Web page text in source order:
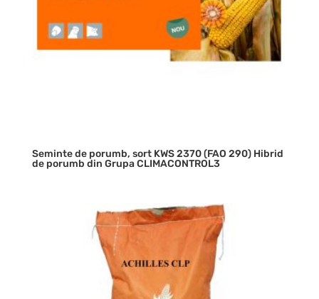
Seminte de porumb, sort KWS 2370 (FAO 290) Hibrid
de porumb din Grupa CLIMACONTROL3